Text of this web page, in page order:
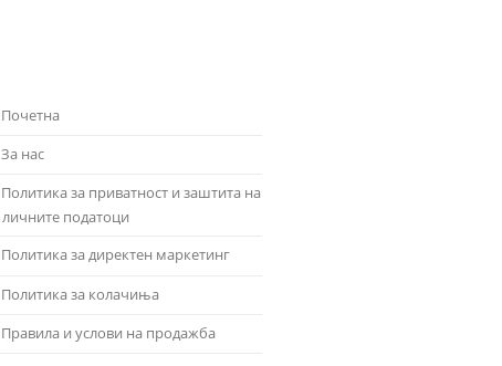
Почетна
За нас
Политика за приватност и заштита на
личните податоци
Политика за директен маркетинг
Политика за колачиња
Правила и услови на продажба